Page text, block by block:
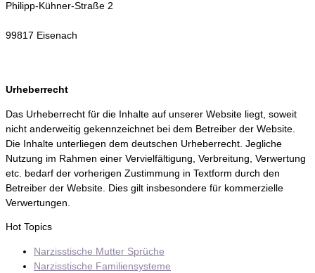
Philipp-Kühner-Straße 2
99817 Eisenach
Urheberrecht
Das Urheberrecht für die Inhalte auf unserer Website liegt, soweit
nicht anderweitig gekennzeichnet bei dem Betreiber der Website.
Die Inhalte unterliegen dem deutschen Urheberrecht. Jegliche
Nutzung im Rahmen einer Vervielfältigung, Verbreitung, Verwertung
etc. bedarf der vorherigen Zustimmung in Textform durch den
Betreiber der Website. Dies gilt insbesondere für kommerzielle
Verwertungen.
Hot Topics
Narzisstische Mutter Sprüche
Narzisstische Familiensysteme